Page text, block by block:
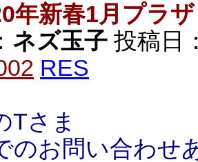
年新春1月プラザ
ネズ玉子 投稿日
RES
Tさま
のお問い合わせ